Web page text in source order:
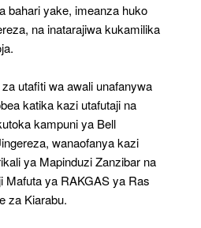
bahari yake, imeanza huko
na inatarajiwa kukamilika
utafiti wa awali unafanywa
katika kazi utafutaji na
kampuni ya Bell
wanaofanya kazi
ya Mapinduzi Zanzibar na
Mafuta ya RAKGAS ya Ras
za Kiarabu.